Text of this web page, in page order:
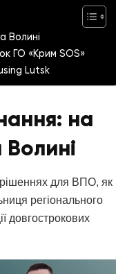
Волині
ГО «Крим SOS»
Lutsk
на
рішеннях для ВПО, як
регіонального
довгострокових